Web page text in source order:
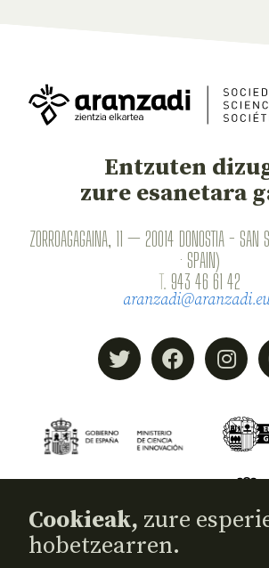
Entzuten
zure esanetara
ZORROAGAGAINA, 11 — 20014 DONOSTIA - SAN
· SPAIN)
T. 943 46 61 42
Cookieak, zure
hobetzearren.